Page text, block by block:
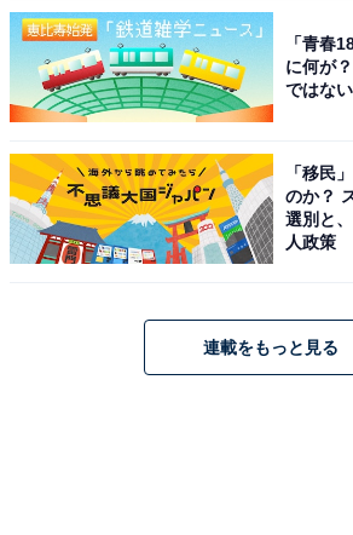
「青春
に何が
ではな
「移民
のか？
選別と
人政策
連載をもっと見る